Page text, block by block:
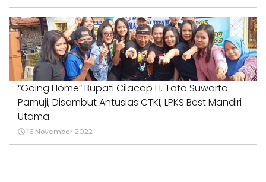
“Going Home” Bupati Cilacap H. Tato Suwarto
Pamuji, Disambut Antusias CTKI, LPKS Best Mandiri
Utama.
16 November 2022